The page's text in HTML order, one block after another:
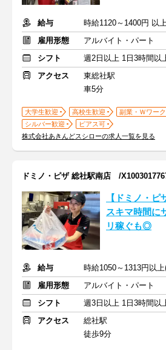
給与
時給1120～1400円
雇用形態
アルバイト・パート
シフト
週2日以上 1日3時間以
アクセス
東総社駅
車5分
大学生歓迎 高校生歓迎
副業・Ｗワー
シルバー歓迎
ピアス可
株式会社あきんどスシローの求人一覧を見る
ドミノ・ピザ 総社駅南店 /
【ドミノ・ピ
スキマ時間に
リ稼ぐも◎
給与
時給1050～1313円以
雇用形態
アルバイト・パート
シフト
週3日以上 1日3時間以
アクセス
総社駅
徒歩9分